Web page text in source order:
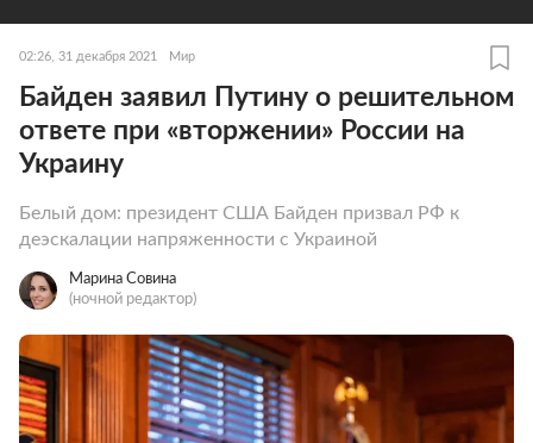
02:26, 31 декабря 2021 Мир
Байден заявил Путину о решительном
ответе при «вторжении» России на
Украину
Белый дом: президент США Байден призвал РФ к
деэскалации напряженности с Украиной
Марина Совина
(ночной редактор)